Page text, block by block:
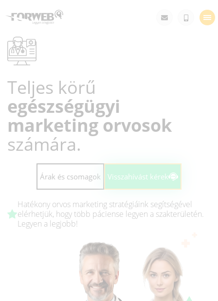
Teljes körű
egészségügyi
marketing orvosok
számára.
Árak és csomagok Visszahívást kérek
Hatékony orvos marketing stratégiáink segítségével
elérhetjük, hogy több páciense legyen a szakterületén.
Legyen a legjobb!